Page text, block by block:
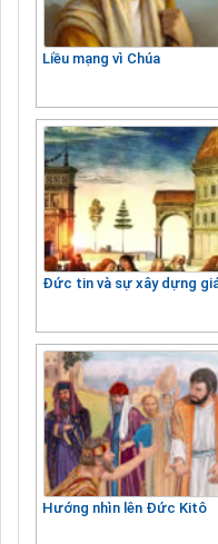
Liều mạng vì Chúa
Đức tin và sự xây dựng
Hướng nhìn lên Đức Kitô